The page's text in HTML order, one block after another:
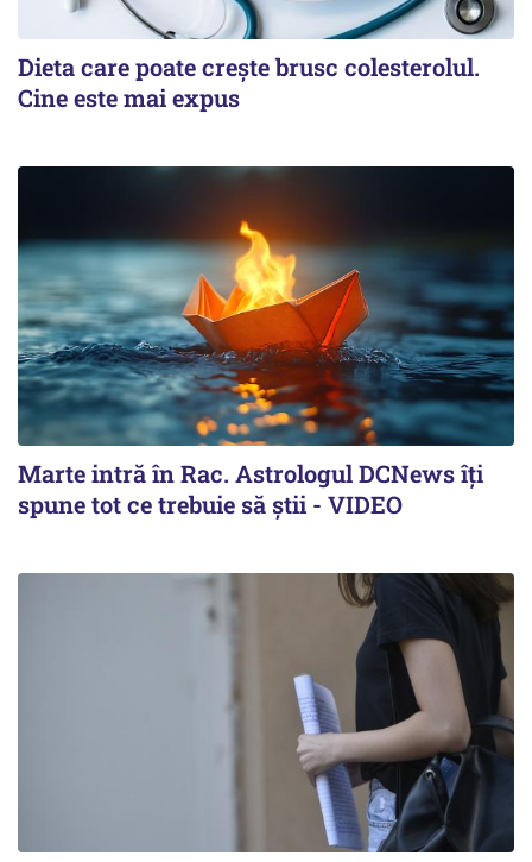
Dieta care poate crește brusc colesterolul.
Cine este mai expus
Marte intră în Rac. Astrologul DCNews îți
spune tot ce trebuie să știi - VIDEO